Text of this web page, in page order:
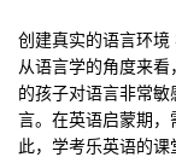
创建真实的语言环
从语言学的角度来
的孩子对语言非常
言。在英语启蒙期，
此，学考乐英语的